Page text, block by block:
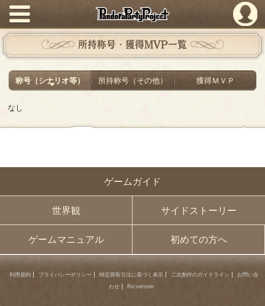
PandoraPartyProject
ゲームガイド
世界観 サイドストーリー
ゲームマニュアル 初めての方へ
所持称号・獲得MVP一覧
称号（シナリオ等） 所持称号（その他） 獲得ＭＶＰ
なし
利用規約 プライバシーポリシー 特定商取引法に基づく表示 二次創作のガイドライン
お問い合
わせ
Re:version